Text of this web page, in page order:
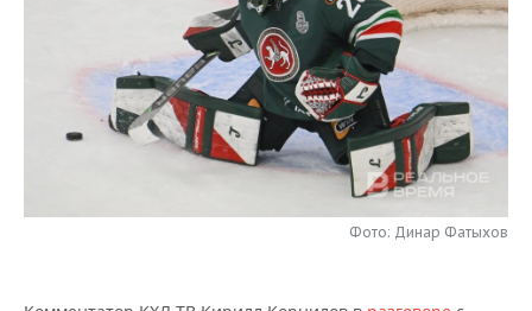
РОЗНИЧНАЯ ТОРГОВЛЯ
ТРАНСПОРТ
УСЛУГИ
НОВОСТИ ТЕХНОЛОГИЙ
МЕДИА
НОВОСТИ МЕРОПРИЯТИЙ
ВЫЕЗДНАЯ РЕДАКЦИЯ
НОВОСТИ СПОРТА
ОБЩЕСТВО
Фото: Динар Фатыхов